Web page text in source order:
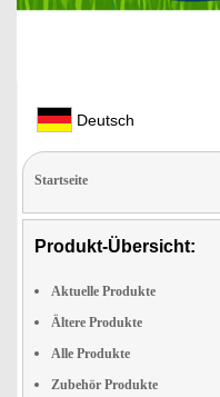
Deutsch
Startseite
Produkt-Übersicht:
Aktuelle Produkte
Ältere Produkte
Alle Produkte
Zubehör Produkte